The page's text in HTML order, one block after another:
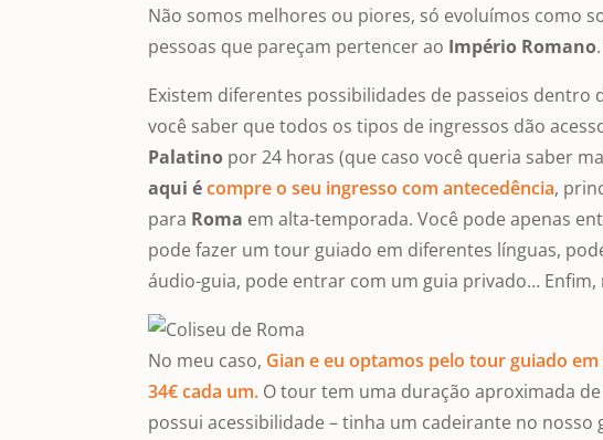
Não somos melhores ou piores, só evoluímos como
pessoas que pareçam pertencer ao Império Romano
Existem diferentes possibilidades de passeios dentro
você saber que todos os tipos de ingressos dão
Palatino por 24 horas (que caso você queria saber
aqui écompre o seu ingresso comantecedência,
para Roma em alta-temporada. Você pode apenas
pode fazer um tour guiado em diferentes línguas,
áudio-guia, pode entrar com um guia privado…
No meu caso, Gian e eu optamos pelo tour guiado
34€ cada um. O tour tem uma duração aproximada
possui acessibilidade – tinha um cadeirante no